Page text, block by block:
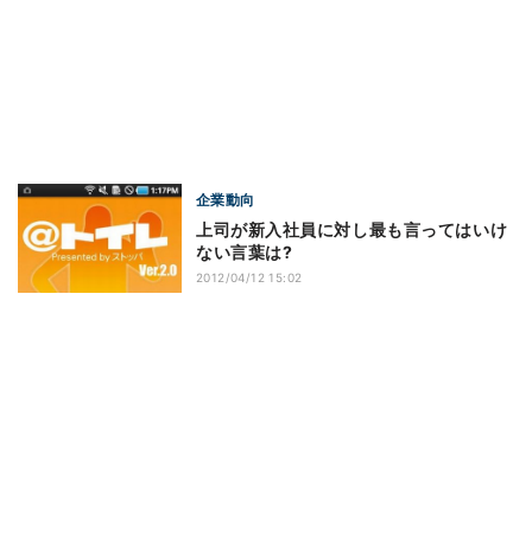
企業動向
上司が新入社員に対し最も言ってはいけ
ない言葉は?
2012/04/12 15:02